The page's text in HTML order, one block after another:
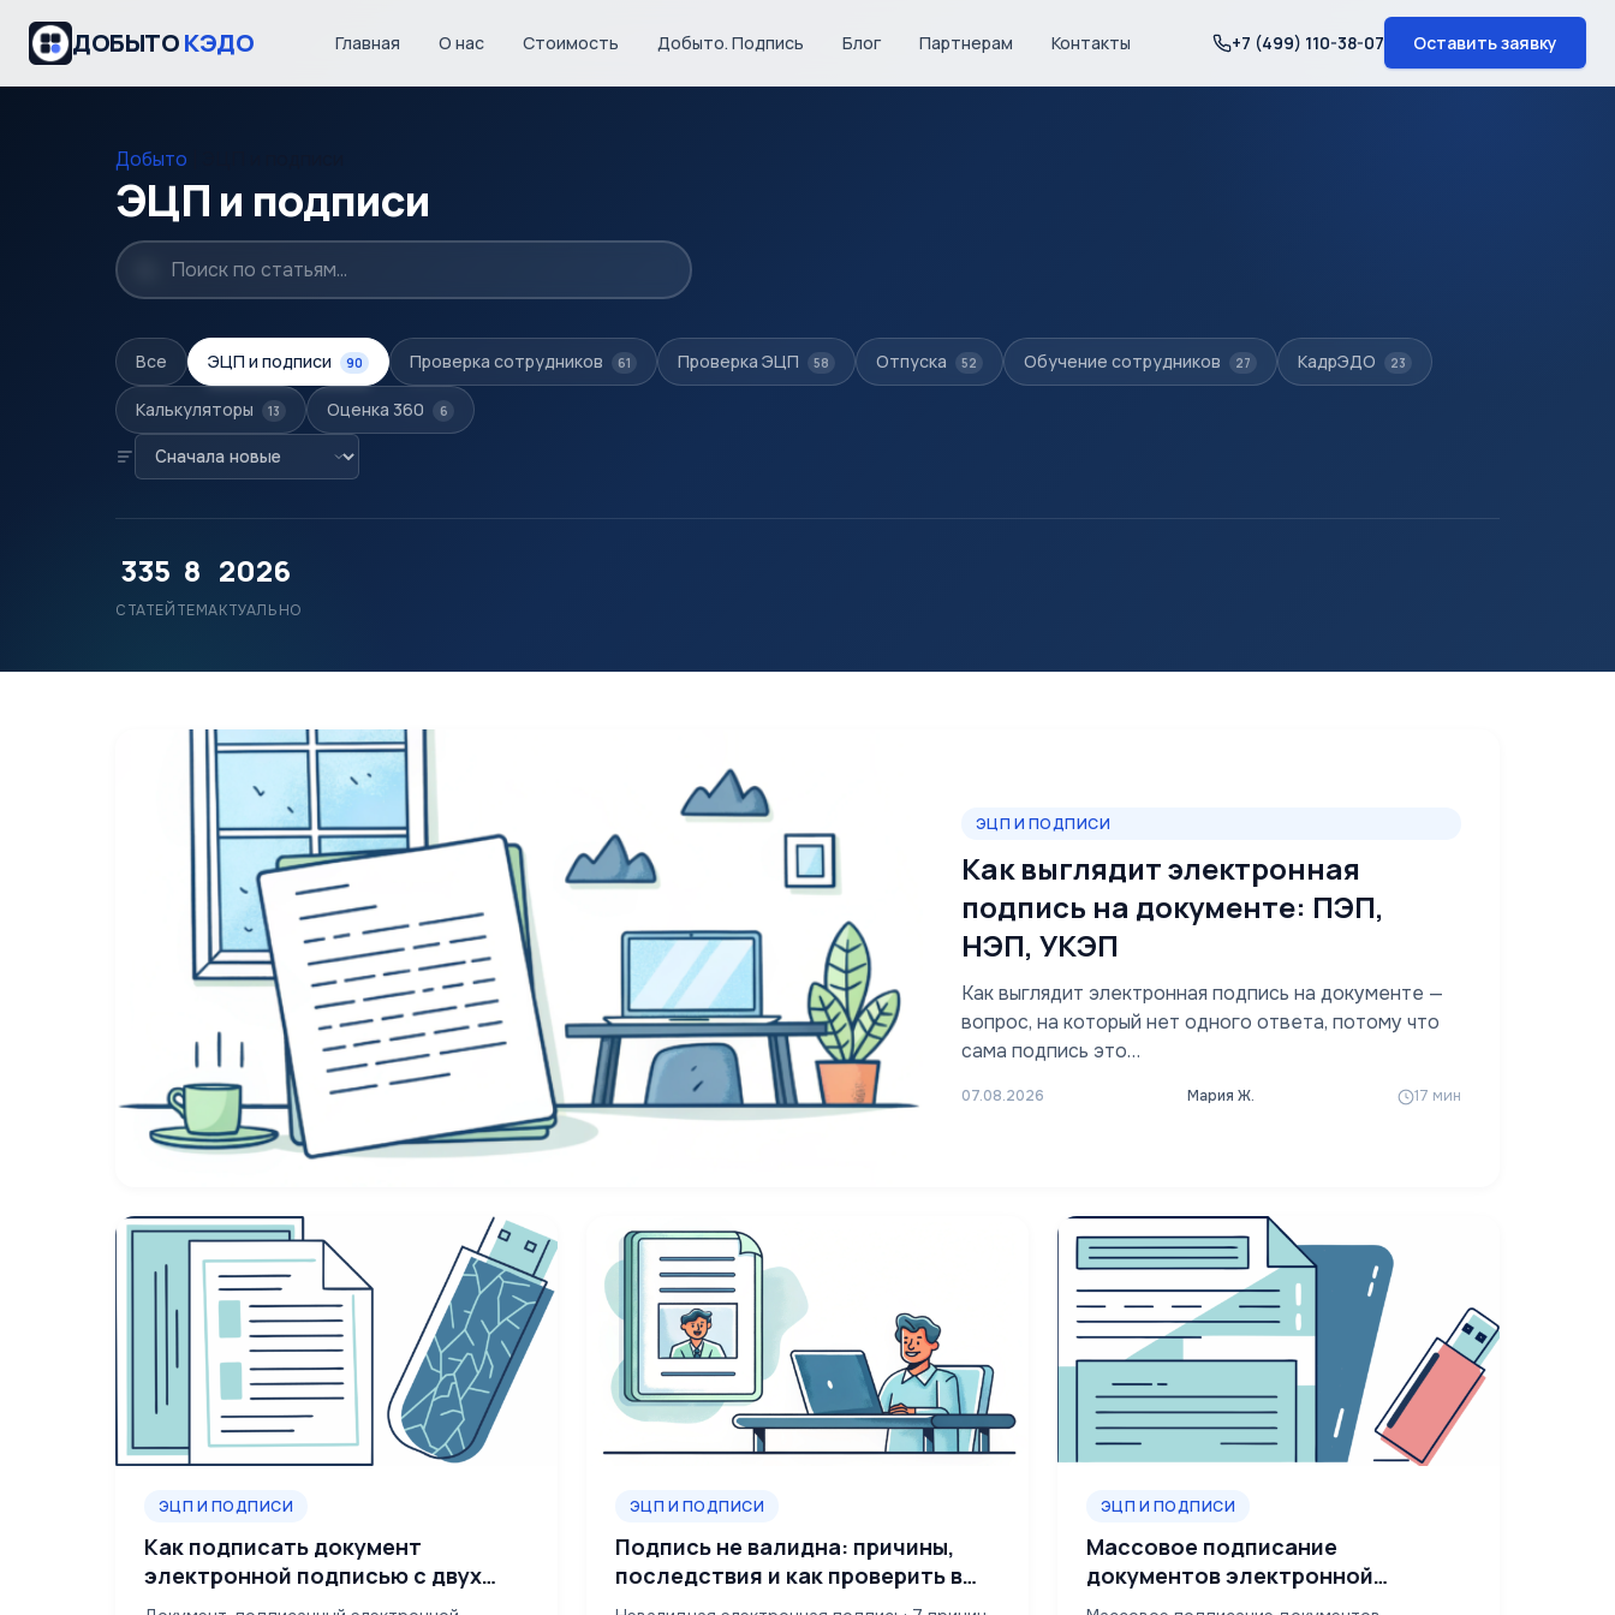
ДОБЫТОКЭДО Главная О нас Стоимость Добыто. Подпись Блог Партнерам Контакты +7 (499) 110-38-07 Оставить заявку
Добыто
ЭЦП и подписи
Все ЭЦП и подписи 90 Проверка сотрудников 61 Проверка ЭЦП 58 Отпуска 52 Обучение сотрудников 27 КадрЭДО 23
Калькуляторы 13 Оценка 360 6
335
СТАТЕЙ
8
ТЕМ
2026
АКТУАЛЬНО
ЭЦП И ПОДПИСИ
Как выглядит электронная
подпись на документе: ПЭП,
НЭП, УКЭП
Как выглядит электронная подпись на документе —
вопрос, на который нет одного ответа, потому что
сама подпись это…
07.08.2026 Мария Ж. 17 мин
ЭЦП И ПОДПИСИ
Как подписать документ
электронной подписью с двух
сторон: договор, акт в 2026
ЭЦП И ПОДПИСИ
Подпись не валидна: причины,
последствия и как проверить в
2026 году
ЭЦП И ПОДПИСИ
Массовое подписание
документов электронной
подписью онлайн бесплатно